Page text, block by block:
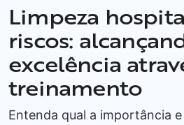
Limpeza
riscos:
excelência
treinamento
Entenda qual a importância